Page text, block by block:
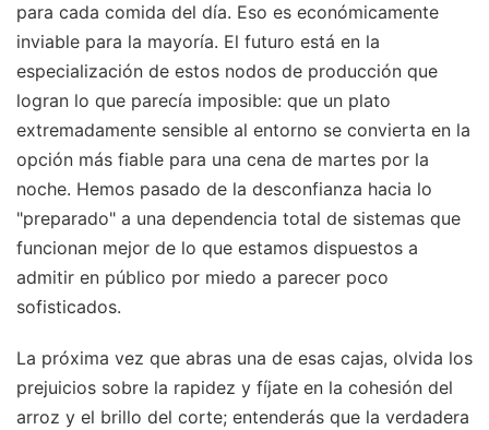
para cada comida del día. Eso es económicamente
inviable para la mayoría. El futuro está en la
especialización de estos nodos de producción que
logran lo que parecía imposible: que un plato
extremadamente sensible al entorno se convierta en la
opción más fiable para una cena de martes por la
noche. Hemos pasado de la desconfianza hacia lo
"preparado" a una dependencia total de sistemas que
funcionan mejor de lo que estamos dispuestos a
admitir en público por miedo a parecer poco
sofisticados.
La próxima vez que abras una de esas cajas, olvida los
prejuicios sobre la rapidez y fíjate en la cohesión del
arroz y el brillo del corte; entenderás que la verdadera